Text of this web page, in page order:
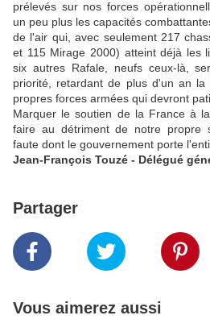
prélevés sur nos forces
un peu plus les capacités
de l'air qui, avec seulement 217
et 115 Mirage 2000) atteint déjà les
six autres Rafale, neufs ceux-là,
priorité, retardant de plus d'un an
propres forces armées qui devront
Marquer le soutien de la France à
faire au détriment de notre propre
faute dont le gouvernement porte
Jean-François Touzé - Délégué
Partager
Vous aimerez aussi